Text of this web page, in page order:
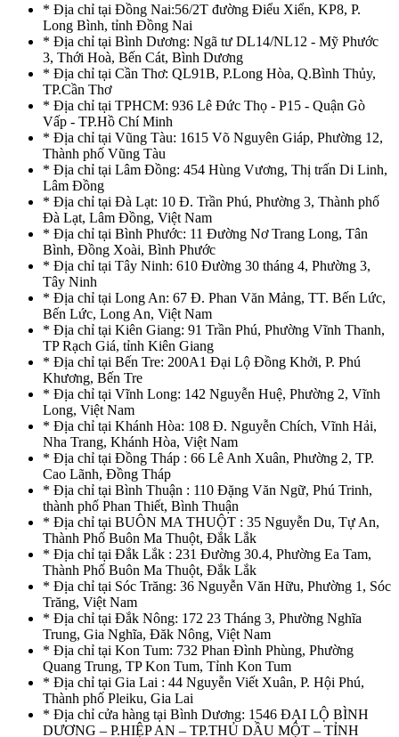
* Địa chỉ tại Đồng Nai:56/2T đường Điểu Xiển, KP8, P.
Long Bình, tỉnh Đồng Nai
* Địa chỉ tại Bình Dương: Ngã tư DL14/NL12 - Mỹ Phước
3, Thới Hoà, Bến Cát, Bình Dương
* Địa chỉ tại Cần Thơ: QL91B, P.Long Hòa, Q.Bình Thủy,
TP.Cần Thơ
* Địa chỉ tại TPHCM: 936 Lê Đức Thọ - P15 - Quận Gò
Vấp - TP.Hồ Chí Minh
* Địa chỉ tại Vũng Tàu: 1615 Võ Nguyên Giáp, Phường 12,
Thành phố Vũng Tàu
* Địa chỉ tại Lâm Đồng: 454 Hùng Vương, Thị trấn Di Linh,
Lâm Đồng
* Địa chỉ tại Đà Lạt: 10 Đ. Trần Phú, Phường 3, Thành phố
Đà Lạt, Lâm Đồng, Việt Nam
* Địa chỉ tại Bình Phước: 11 Đường Nơ Trang Long, Tân
Bình, Đồng Xoài, Bình Phước
* Địa chỉ tại Tây Ninh: 610 Đường 30 tháng 4, Phường 3,
Tây Ninh
* Địa chỉ tại Long An: 67 Đ. Phan Văn Mảng, TT. Bến Lức,
Bến Lức, Long An, Việt Nam
* Địa chỉ tại Kiên Giang: 91 Trần Phú, Phường Vĩnh Thanh,
TP Rạch Giá, tỉnh Kiên Giang
* Địa chỉ tại Bến Tre: 200A1 Đại Lộ Đồng Khởi, P. Phú
Khương, Bến Tre
* Địa chỉ tại Vĩnh Long: 142 Nguyễn Huệ, Phường 2, Vĩnh
Long, Việt Nam
* Địa chỉ tại Khánh Hòa: 108 Đ. Nguyễn Chích, Vĩnh Hải,
Nha Trang, Khánh Hòa, Việt Nam
* Địa chỉ tại Đồng Tháp : 66 Lê Anh Xuân, Phường 2, TP.
Cao Lãnh, Đồng Tháp
* Địa chỉ tại Bình Thuận : 110 Đặng Văn Ngữ, Phú Trinh,
thành phố Phan Thiết, Bình Thuận
* Địa chỉ tại BUÔN MA THUỘT : 35 Nguyễn Du, Tự An,
Thành Phố Buôn Ma Thuột, Đắk Lắk
* Địa chỉ tại Đắk Lắk : 231 Đường 30.4, Phường Ea Tam,
Thành Phố Buôn Ma Thuột, Đắk Lắk
* Địa chỉ tại Sóc Trăng: 36 Nguyễn Văn Hữu, Phường 1, Sóc
Trăng, Việt Nam
* Địa chỉ tại Đắk Nông: 172 23 Tháng 3, Phường Nghĩa
Trung, Gia Nghĩa, Đăk Nông, Việt Nam
* Địa chỉ tại Kon Tum: 732 Phan Đình Phùng, Phường
Quang Trung, TP Kon Tum, Tỉnh Kon Tum
* Địa chỉ tại Gia Lai : 44 Nguyễn Viết Xuân, P. Hội Phú,
Thành phố Pleiku, Gia Lai
* Địa chỉ cửa hàng tại Bình Dương: 1546 ĐẠI LỘ BÌNH
DƯƠNG – P.HIỆP AN – TP.THỦ DẦU MỘT – TỈNH